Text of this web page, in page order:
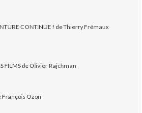
CONTINUE ! de Thierry Frémaux
FILMS de Olivier Rajchman
François Ozon